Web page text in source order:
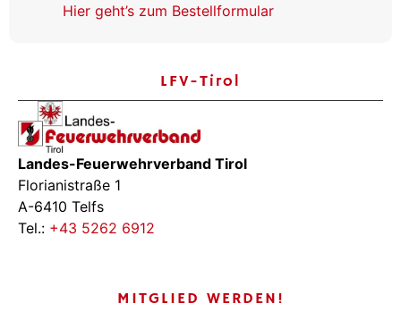
Hier geht’s zum Bestellformular
LFV-Tirol
Landes-Feuerwehrverband Tirol
Florianistraße 1
A-6410 Telfs
Tel.: +43 5262 6912
MITGLIED WERDEN!